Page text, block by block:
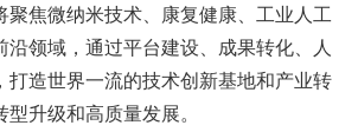
聚焦微纳米技术、康复健康、工业人工
沿领域，通过平台建设、成果转化、人
打造世界一流的技术创新基地和产业转
升级和高质量发展。